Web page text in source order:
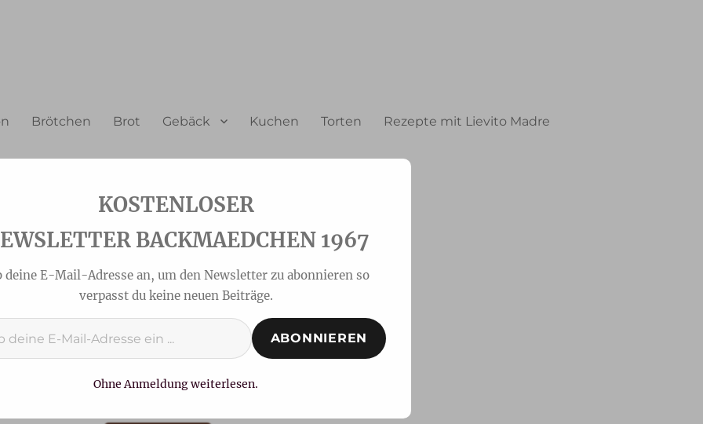
Brötchen Brot Gebäck Kuchen Torten Rezepte mit Lievito Madre
BACKMAEDCHEN 1967
deine E-Mail-Adresse an, um den Newsletter zu abonnieren so
verpasst du keine neuen Beiträge.
ABONNIEREN
Ohne Anmeldung weiterlesen.